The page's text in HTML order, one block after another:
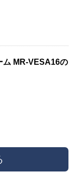
ム MR-VESA16の